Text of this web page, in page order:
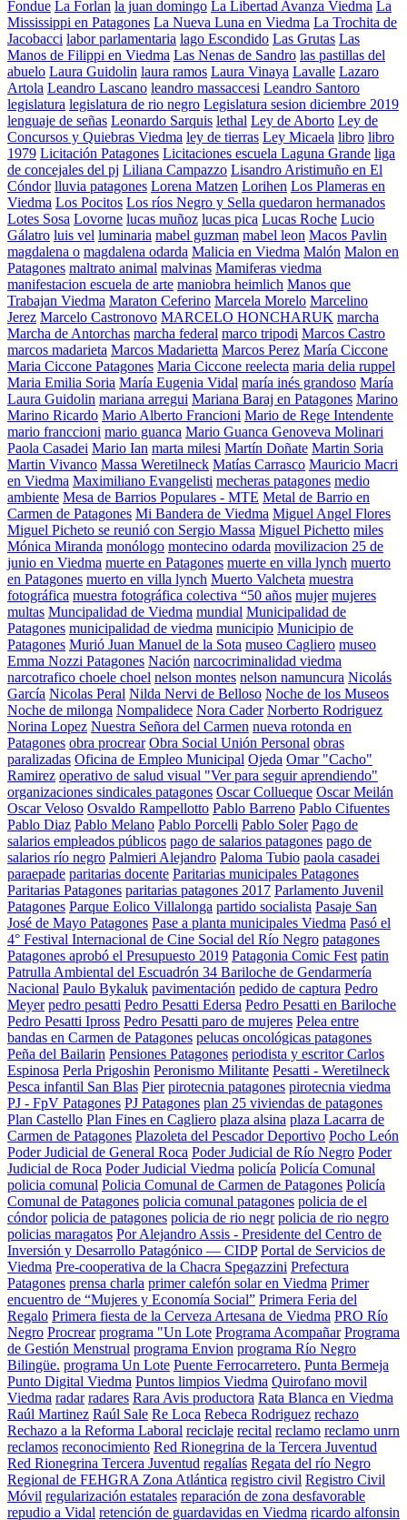
Fondue La Forlan la juan domingo La Libertad Avanza Viedma La
Mississippi en Patagones La Nueva Luna en Viedma La Trochita de
Jacobacci labor parlamentaria lago Escondido Las Grutas Las
Manos de Filippi en Viedma Las Nenas de Sandro las pastillas del
abuelo Laura Guidolin laura ramos Laura Vinaya Lavalle Lazaro
Artola Leandro Lascano leandro massaccesi Leandro Santoro
legislatura legislatura de rio negro Legislatura sesion diciembre 2019
lenguaje de señas Leonardo Sarquis lethal Ley de Aborto Ley de
Concursos y Quiebras Viedma ley de tierras Ley Micaela libro libro
1979 Licitación Patagones Licitaciones escuela Laguna Grande liga
de concejales del pj Liliana Campazzo Lisandro Aristimuño en El
Cóndor lluvia patagones Lorena Matzen Lorihen Los Plameras en
Viedma Los Pocitos Los ríos Negro y Sella quedaron hermanados
Lotes Sosa Lovorne lucas muñoz lucas pica Lucas Roche Lucio
Gálatro luis vel luminaria mabel guzman mabel leon Macos Pavlin
magdalena o magdalena odarda Malicia en Viedma Malón Malon en
Patagones maltrato animal malvinas Mamiferas viedma
manifestacion escuela de arte maniobra heimlich Manos que
Trabajan Viedma Maraton Ceferino Marcela Morelo Marcelino
Jerez Marcelo Castronovo MARCELO HONCHARUK marcha
Marcha de Antorchas marcha federal marco tripodi Marcos Castro
marcos madarieta Marcos Madarietta Marcos Perez María Ciccone
Maria Ciccone Patagones Maria Ciccone reelecta maria delia ruppel
Maria Emilia Soria María Eugenia Vidal maría inés grandoso María
Laura Guidolin mariana arregui Mariana Baraj en Patagones Marino
Marino Ricardo Mario Alberto Francioni Mario de Rege Intendente
mario franccioni mario guanca Mario Guanca Genoveva Molinari
Paola Casadei Mario Ian marta milesi Martín Doñate Martin Soria
Martin Vivanco Massa Weretilneck Matías Carrasco Mauricio Macri
en Viedma Maximiliano Evangelisti mecheras patagones medio
ambiente Mesa de Barrios Populares - MTE Metal de Barrio en
Carmen de Patagones Mi Bandera de Viedma Miguel Angel Flores
Miguel Picheto se reunió con Sergio Massa Miguel Pichetto miles
Mónica Miranda monólogo montecino odarda movilizacion 25 de
junio en Viedma muerte en Patagones muerte en villa lynch muerto
en Patagones muerto en villa lynch Muerto Valcheta muestra
fotográfica muestra fotográfica colectiva “50 años mujer mujeres
multas Muncipalidad de Viedma mundial Municipalidad de
Patagones municipalidad de viedma municipio Municipio de
Patagones Murió Juan Manuel de la Sota museo Cagliero museo
Emma Nozzi Patagones Nación narcocriminalidad viedma
narcotrafico choele choel nelson montes nelson namuncura Nicolás
García Nicolas Peral Nilda Nervi de Belloso Noche de los Museos
Noche de milonga Nompalidece Nora Cader Norberto Rodriguez
Norina Lopez Nuestra Señora del Carmen nueva rotonda en
Patagones obra procrear Obra Social Unión Personal obras
paralizadas Oficina de Empleo Municipal Ojeda Omar "Cacho"
Ramirez operativo de salud visual "Ver para seguir aprendiendo"
organizaciones sindicales patagones Oscar Collueque Oscar Meilán
Oscar Veloso Osvaldo Rampellotto Pablo Barreno Pablo Cifuentes
Pablo Diaz Pablo Melano Pablo Porcelli Pablo Soler Pago de
salarios empleados públicos pago de salarios patagones pago de
salarios río negro Palmieri Alejandro Paloma Tubio paola casadei
paraepade paritarias docente Paritarias municipales Patagones
Paritarias Patagones paritarias patagones 2017 Parlamento Juvenil
Patagones Parque Eolico Villalonga partido socialista Pasaje San
José de Mayo Patagones Pase a planta municipales Viedma Pasó el
4° Festival Internacional de Cine Social del Río Negro patagones
Patagones aprobó el Presupuesto 2019 Patagonia Comic Fest patin
Patrulla Ambiental del Escuadrón 34 Bariloche de Gendarmería
Nacional Paulo Bykaluk pavimentación pedido de captura Pedro
Meyer pedro pesatti Pedro Pesatti Edersa Pedro Pesatti en Bariloche
Pedro Pesatti Ipross Pedro Pesatti paro de mujeres Pelea entre
bandas en Carmen de Patagones pelucas oncológicas patagones
Peña del Bailarin Pensiones Patagones periodista y escritor Carlos
Espinosa Perla Prigoshin Peronismo Militante Pesatti - Weretilneck
Pesca infantil San Blas Pier pirotecnia patagones pirotecnia viedma
PJ - FpV Patagones PJ Patagones plan 25 viviendas de patagones
Plan Castello Plan Fines en Cagliero plaza alsina plaza Lacarra de
Carmen de Patagones Plazoleta del Pescador Deportivo Pocho León
Poder Judicial de General Roca Poder Judicial de Río Negro Poder
Judicial de Roca Poder Judicial Viedma policía Policía Comunal
policia comunal Policia Comunal de Carmen de Patagones Policía
Comunal de Patagones policia comunal patagones policia de el
cóndor policia de patagones policia de rio negr policia de rio negro
policias maragatos Por Alejandro Assis - Presidente del Centro de
Inversión y Desarrollo Patagónico — CIDP Portal de Servicios de
Viedma Pre-cooperativa de la Chacra Spegazzini Prefectura
Patagones prensa charla primer calefón solar en Viedma Primer
encuentro de “Mujeres y Economía Social” Primera Feria del
Regalo Primera fiesta de la Cerveza Artesana de Viedma PRO Río
Negro Procrear programa "Un Lote Programa Acompañar Programa
de Gestión Menstrual programa Envion programa Río Negro
Bilingüe. programa Un Lote Puente Ferrocarretero. Punta Bermeja
Punto Digital Viedma Puntos limpios Viedma Quirofano movil
Viedma radar radares Rara Avis productora Rata Blanca en Viedma
Raúl Martinez Raúl Sale Re Loca Rebeca Rodriguez rechazo
Rechazo a la Reforma Laboral reciclaje recital reclamo reclamo unrn
reclamos reconocimiento Red Rionegrina de la Tercera Juventud
Red Rionegrina Tercera Juventud regalías Regata del río Negro
Regional de FEHGRA Zona Atlántica registro civil Registro Civil
Móvil regularización estatales reparación de zona desfavorable
repudio a Vidal retención de guardavidas en Viedma ricardo alfonsin